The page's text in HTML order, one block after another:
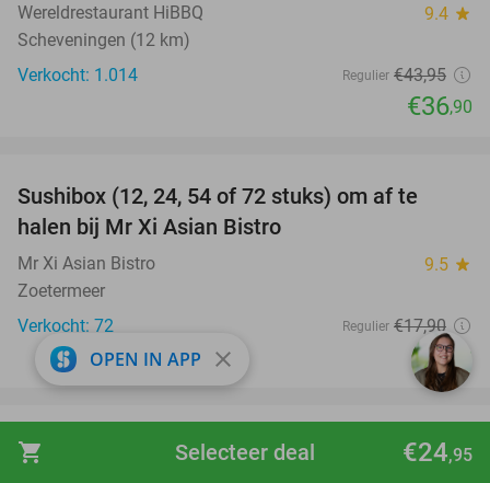
shopping_cart €24,95
Selecteer deal
Wereldrestaurant HiBBQ 9.4 star
Scheveningen (12 km)
Verkocht: 1.014
Regulier €43,95
€36,90
Sushibox (12, 24, 54 of 72 stuks) om af te
halen bij Mr Xi Asian Bistro
Mr Xi Asian Bistro 9.5 star
Zoetermeer
Verkocht: 72
Regulier €17,90
€9,50
30%
favorite_border
Entreeticket klimbos Fun Forest voor kind
OPEN IN APP close